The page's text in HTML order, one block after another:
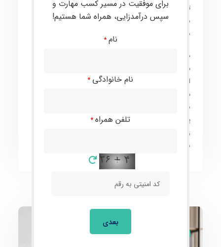
تجربیات چندین ساله‌شان، مفاهیم الکترونیکی را به کودکان
به ساده‌ترین شکل منتقل کنند تا بتوانند خلاقیت خود را به
نمایش بگذارند.
در این دوره، آموزش‌ها با مباحث الکترونیک ساده آغاز
می‌شود و بعد از یادگیری مباحث پایه، به ساخت ابزارهای
ابتدایی الکترونیکی با استفاده از وسایل ساده پرداخته
می‌شود. سپس برای آشنایی با زبان برنامه‌نویسی و آمادگی
برای آموزش‌های پیشرفته، به آموزش برنامه‌نویسی اسکرچ
پرداخته می‌شود. این دوره کمک می‌کند که کودکان با
زبان‌های برنامه‌نویسی آشنا شوند و مهارت‌های
برنامه‌نویسی را یاد بگیرند.
رباتیک و مکاترونیک
برای موفقیت در مسیر کسب مهارت و
سپس درآمدزایی، همراه شما هستیم!
نام *
نام خانوادگی *
تلفن همراه *
بعدی